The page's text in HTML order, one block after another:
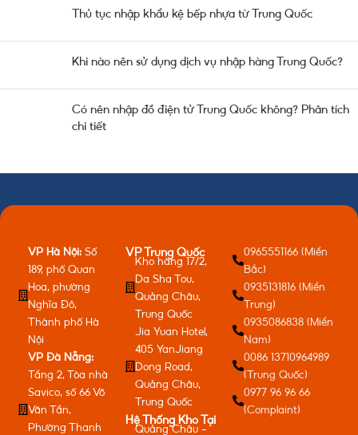
Thủ tục nhập khẩu kệ bếp nhựa từ Trung Quốc
Khi nào nên sử dụng dịch vụ nhập hàng Trung Quốc?
Có nên nhập đồ điện tử Trung Quốc không? Phân tích
chi tiết
VP Hà Nội: Số
189, phố Quan
Hoa, phường
Nghĩa Đô,
Thành phố Hà
Nội
VP Đà Nẵng:
Tầng 2, Tòa nhà
Savico, số 66 Võ
Văn Tần,
Phường Thanh
VP Trung Quốc
Kho hàng 17/2,
Da Sha Tou,
Quảng Châu,
Trung Quốc
Jia Yuan Hotel,
405 YanJiang
Dong Road,
Quảng Châu,
Trung Quốc
Hệ Thống Kho Tại
Quảng Châu -
0965551166 (Miền
Bắc)
0935131816 (Miền
Trung)
0935086838 (Miền
Nam)
0086 13710964989
(Trung Quốc)
0977 96 96 66
(Complaint)